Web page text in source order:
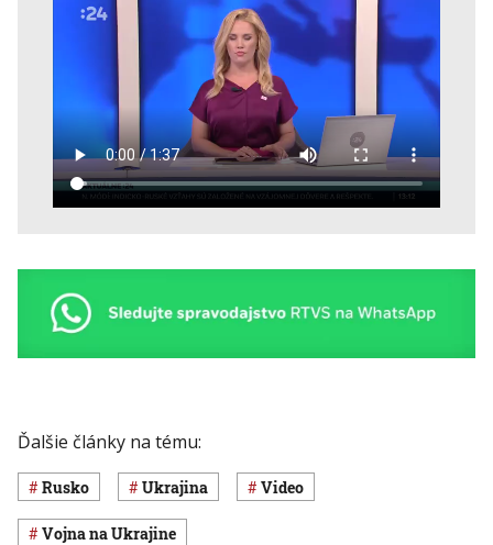
Ďalšie články na tému:
Rusko Ukrajina Video
vojna na Ukrajine